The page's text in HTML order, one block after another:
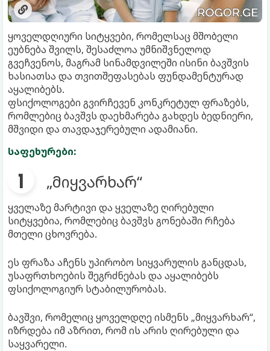
ყოველდღიური სიტყვები, რომელსაც მშობელი
ეუბნება შვილს, შესაძლოა უმნიშვნელოდ
გვეჩვენოს, მაგრამ სინამდვილეში ისინი ბავშვის
ხასიათსა და თვითშეფასებას ფუნდამენტურად
აყალიბებს.
ფსიქოლოგები გვირჩევენ კონკრეტულ ფრაზებს,
რომლებიც ბავშვს დაეხმარება გახდეს ბედნიერი,
მშვიდი და თავდაჯერებული ადამიანი.
საფეხურები:
„მიყვარხარ“
ყველაზე მარტივი და ყველაზე ღირებული
სიტყვებია, რომლებიც ბავშვს გონებაში რჩება
მთელი ცხოვრება.
ეს ფრაზა აჩენს უპირობო სიყვარულის განცდას,
უსაფრთხოების შეგრძნებას და აყალიბებს
ფსიქოლოგიურ სტაბილურობას.
ბავშვი, რომელიც ყოველდღე ისმენს „მიყვარხარ“,
იზრდება იმ აზრით, რომ ის არის ღირებული და
საყვარელი.